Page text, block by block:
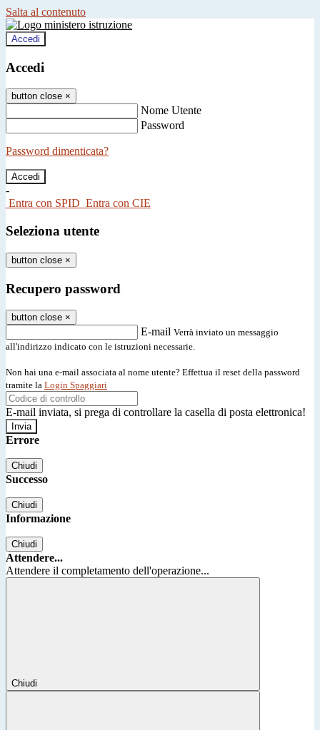
Salta al contenuto
Accedi
Accedi
button close ×
Nome Utente
Password
Password dimenticata?
-
Entra con SPID Entra con CIE
Seleziona utente
button close ×
Recupero password
button close ×
E-mail Verrà inviato un messaggio
all'indirizzo indicato con le istruzioni necessarie.
Non hai una e-mail associata al nome utente? Effettua il reset della password
tramite la Login Spaggiari
E-mail inviata, si prega di controllare la casella di posta elettronica!
Errore
Chiudi
Successo
Chiudi
Informazione
Chiudi
Attendere...
Attendere il completamento dell'operazione...
Chiudi